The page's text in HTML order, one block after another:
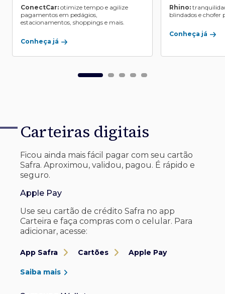
ConectCar: otimize tempo e agilize
pagamentos em pedágios,
estacionamentos, shoppings e mais.
Conheça já
Rhino:
blindados e chofer
Conheça já
Carteiras digitais
Ficou ainda mais fácil pagar com seu cartão
Safra. Aproximou, validou, pagou. É rápido e
seguro.
Apple Pay
Use seu cartão de crédito Safra no app
Carteira e faça compras com o celular. Para
adicionar, acesse:
App Safra Cartões Apple Pay
Saiba mais